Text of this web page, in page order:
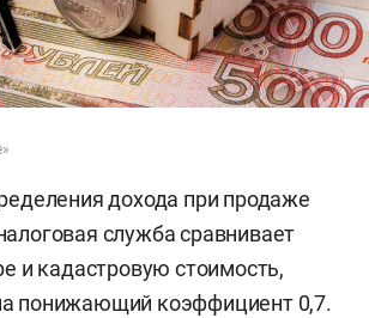
дохода при продаже
служба сравнивает
и кадастровую стоимость,
понижающий коэффициент 0,7.